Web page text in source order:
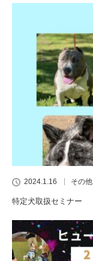
2024.1.16 その他
特定犬取扱セミナー